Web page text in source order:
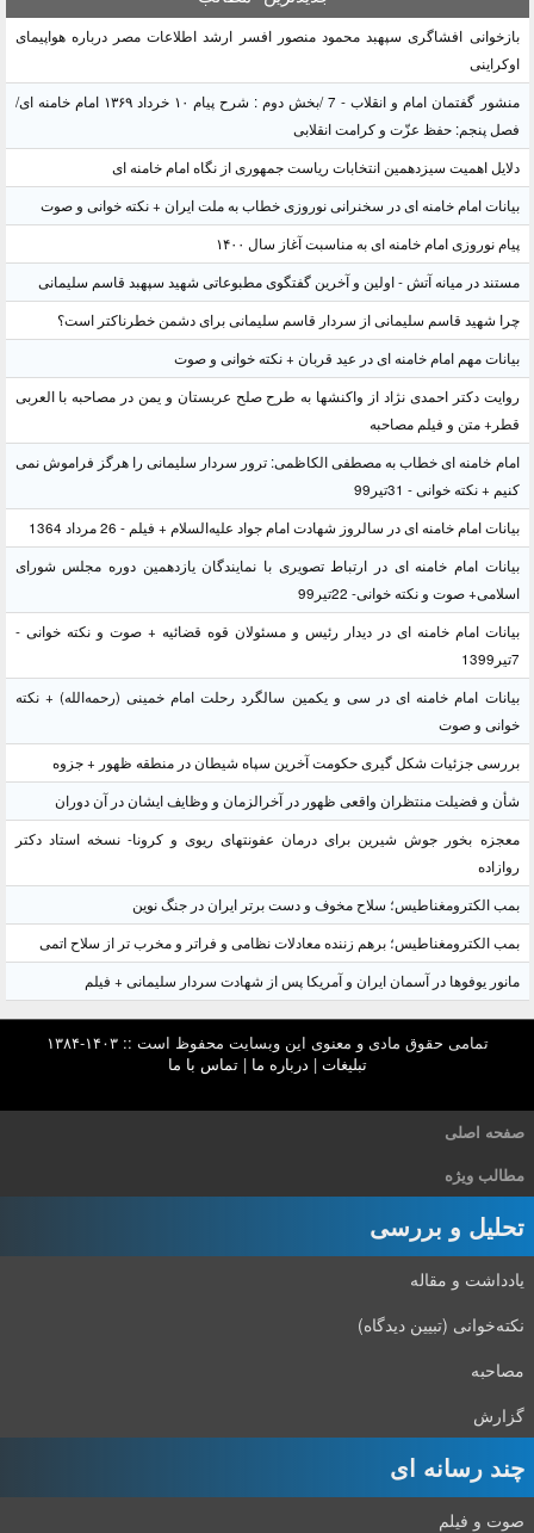
بازخوانی افشاگری سپهبد محمود منصور افسر ارشد اطلاعات مصر درباره هواپیمای
اوکراینی
منشور گفتمان امام و انقلاب - 7 /بخش دوم : شرح پیام ۱۰ خرداد ۱۳۶۹ امام خامنه ای/
فصل پنجم: حفظ عزّت و کرامت انقلابی
دلایل اهمیت سیزدهمین انتخابات ریاست جمهوری از نگاه امام خامنه ای
بیانات امام خامنه ای در سخنرانی نوروزی خطاب به ملت ایران + نکته خوانی و صوت
پیام نوروزی امام خامنه ای به مناسبت آغاز سال ۱۴۰۰
مستند در میانه آتش - اولین و آخرین گفتگوی مطبوعاتی شهید سپهبد قاسم سلیمانی
چرا شهید قاسم سلیمانی از سردار قاسم سلیمانی برای دشمن خطرناکتر است؟
بیانات مهم امام خامنه ای در عید قربان + نکته خوانی و صوت
روایت دکتر احمدی نژاد از واکنشها به طرح صلح عربستان و یمن در مصاحبه با العربی
قطر+ متن و فیلم مصاحبه
امام خامنه ای خطاب به مصطفی الکاظمی: ترور سردار سلیمانی را هرگز فراموش نمی
کنیم + نکته خوانی - 31تیر99
بیانات امام خامنه ای در سالروز شهادت امام جواد علیه‌السلام + فیلم - 26 مرداد 1364
بیانات امام خامنه ای در ارتباط تصویری با نمایندگان یازدهمین دوره مجلس شورای
اسلامی+ صوت و نکته خوانی- 22تیر99
بیانات امام خامنه ای در دیدار رئیس و مسئولان قوه قضائیه + صوت و نکته خوانی -
7تیر1399
بیانات امام خامنه ای در سی و یکمین سالگرد رحلت امام خمینی (رحمه‌الله) + نکته
خوانی و صوت
بررسی جزئیات شکل گیری حکومت آخرین سپاه شیطان در منطقه ظهور + جزوه
شأن و فضیلت منتظران واقعی ظهور در آخرالزمان و وظایف ایشان در آن دوران
معجزه بخور جوش شیرین برای درمان عفونتهای ریوی و کرونا- نسخه استاد دکتر
روازاده
بمب الکترومغناطیس؛ سلاح مخوف و دست برتر ایران در جنگ نوین
بمب الکترومغناطیس؛ برهم زننده معادلات نظامی و فراتر و مخرب تر از سلاح اتمی
مانور یوفوها در آسمان ایران و آمریکا پس از شهادت سردار سلیمانی + فیلم
تمامی حقوق مادی و معنوی این وبسایت محفوظ است :: ۱۴۰۳-۱۳۸۴
تبلیغات | درباره ما |تماس با ما
صفحه اصلی
مطالب ویژه
تحلیل و بررسی
یادداشت و مقاله
نکته‌خوانی (تبیین دیدگاه)
مصاحبه
گزارش
چند رسانه ای
صوت و فیلم